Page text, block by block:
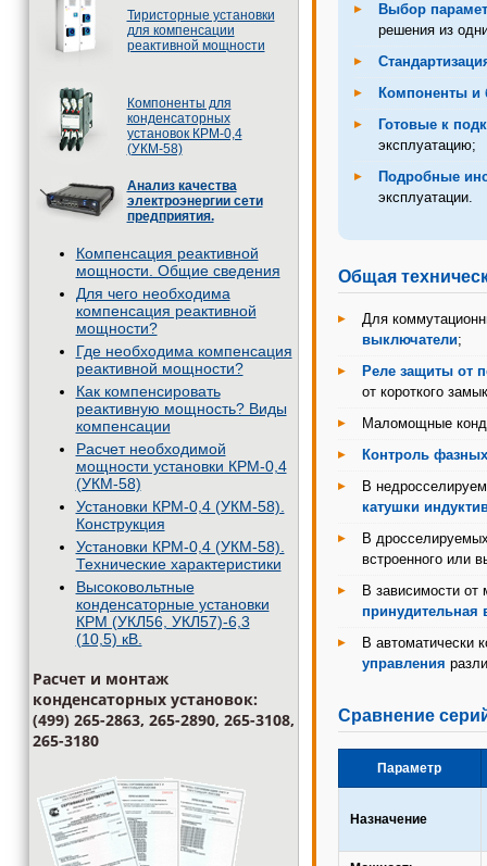
Тиристорные установки
для компенсации
реактивной мощности
Компоненты для
конденсаторных
установок КРМ-0,4
(УКМ-58)
Анализ качества
электроэнергии сети
предприятия.
Компенсация реактивной
мощности. Общие сведения
Для чего необходима
компенсация реактивной
мощности?
Где необходима компенсация
реактивной мощности?
Как компенсировать
реактивную мощность? Виды
компенсации
Расчет необходимой
мощности установки КРМ-0,4
(УКМ-58)
Установки КРМ-0,4 (УКМ-58).
Конструкция
Установки КРМ-0,4 (УКМ-58).
Технические характеристики
Высоковольтные
конденсаторные установки
КРМ (УКЛ56, УКЛ57)-6,3
(10,5) кВ.
Расчет и монтаж
конденсаторных установок:
(499) 265-2863, 265-2890, 265-3108,
265-3180
Выбор
решения из
Компоненты и
Готовые к
эксплуатацию;
Подробные
эксплуатации.
Общая
Для
выключатели;
Реле защиты от
от короткого
Маломощные
Контроль
В
катушки
В
встроенного или
В зависимости
принудительная
В автоматически
управления
Сравнение
Параметр
Назначение